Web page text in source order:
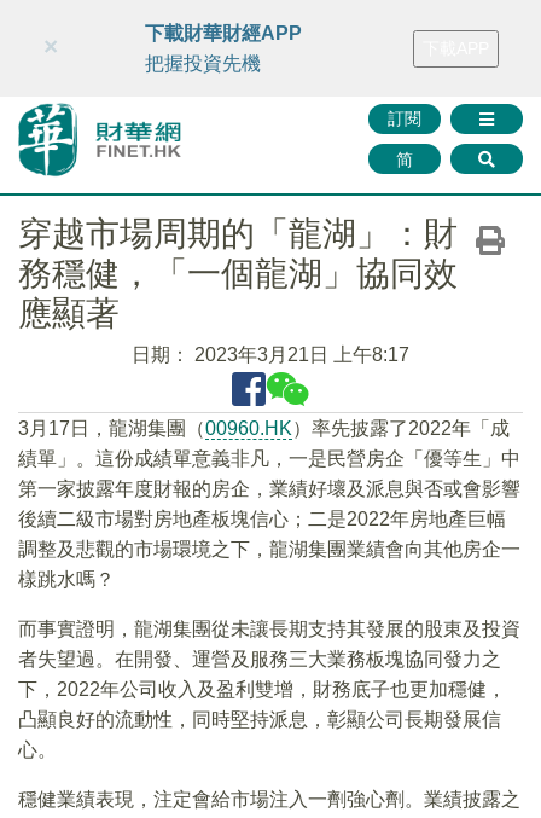
財華智庫網 FINTV FINMETA 財華證券 媒體矩陣
訂閱
简
×
下載財華財經APP
把握投資先機
穿越市場周期的「龍湖」：財
務穩健，「一個龍湖」協同效
應顯著
日期： 2023年3月21日 上午8:17
3月17日，龍湖集團（00960.HK）率先披露了2022年「成
績單」。這份成績單意義非凡，一是民營房企「優等生」中
第一家披露年度財報的房企，業績好壞及派息與否或會影響
後續二級市場對房地產板塊信心；二是2022年房地產巨幅
調整及悲觀的市場環境之下，龍湖集團業績會向其他房企一
樣跳水嗎？
而事實證明，龍湖集團從未讓長期支持其發展的股東及投資
者失望過。在開發、運營及服務三大業務板塊協同發力之
下，2022年公司收入及盈利雙增，財務底子也更加穩健，
凸顯良好的流動性，同時堅持派息，彰顯公司長期發展信
心。
穩健業績表現，注定會給市場注入一劑強心劑。業績披露之